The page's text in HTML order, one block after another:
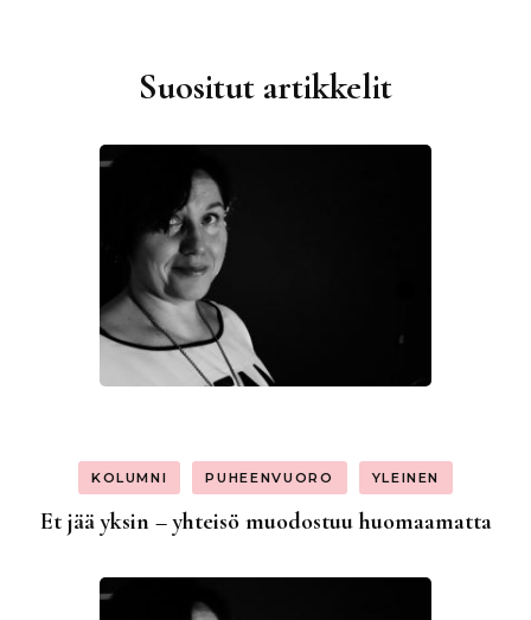
Suositut artikkelit
KOLUMNI PUHEENVUORO YLEINEN
Et jää yksin – yhteisö muodostuu huomaamatta